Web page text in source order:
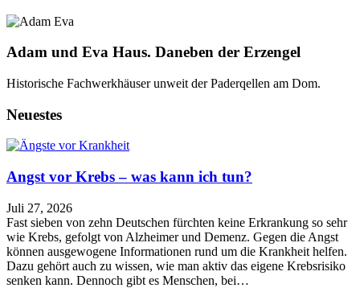
Adam und Eva Haus. Daneben der Erzengel
Historische Fachwerkhäuser unweit der Paderqellen am Dom.
Neuestes
Angst vor Krebs – was kann ich tun?
Juli 27, 2026
Fast sieben von zehn Deutschen fürchten keine Erkrankung so sehr
wie Krebs, gefolgt von Alzheimer und Demenz. Gegen die Angst
können ausgewogene Informationen rund um die Krankheit helfen.
Dazu gehört auch zu wissen, wie man aktiv das eigene Krebsrisiko
senken kann. Dennoch gibt es Menschen, bei…